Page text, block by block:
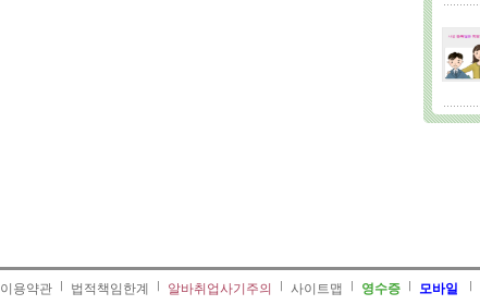
이용약관 법적책임한계 알바취업사기주의 사이트맵 영수증 모바일